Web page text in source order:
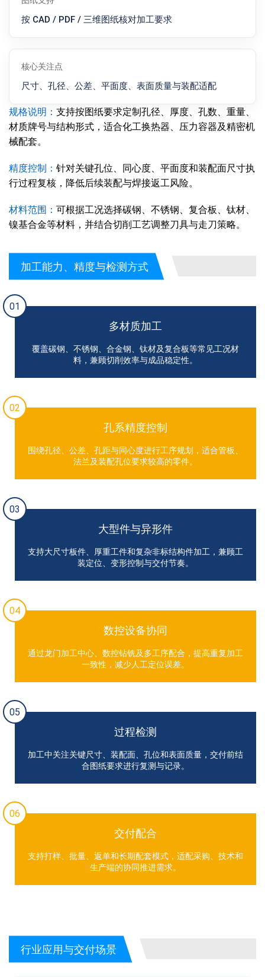
按 CAD / PDF / 三维图纸核对加工要求
核心关注点
尺寸、孔径、公差、平面度、表面质量与装配适配
规格说明： 支持按图纸要求定制孔径、厚度、孔数、重量、
材质牌号与结构形式，适合化工换热器、压力容器及精密机
械配套。
精度控制： 针对关键孔位、同心度、平面度和装配面尺寸执
行过程复核，降低后续装配与焊接返工风险。
材料范围： 可根据工况选择碳钢、不锈钢、复合板、钛材、
镍基合金等材料，并结合切削工艺调整刀具与走刀策略。
加工能力、精度与检测方式
01
多材质加工
覆盖碳钢、不锈钢、合金钢、钛材及复合板等常见工况材
料，兼顾切削效率与成品稳定性。
02
孔系精度控制
围绕孔径、公差、孔距与同心度进行工序规划，适合管板、
法兰及装配孔位要求较高的零件。
03
大型件与异形件
支持大尺寸板件、厚重工件和复杂非标结构件加工，兼顾工
装定位、变形控制与交付节奏。
04
数控设备协同
通过龙门加工中心、数控钻铣及多工序配合，提高重复加工
一致性，减少人工定位误差。
05
过程检测
加工中关注关键尺寸、装配面、孔位和表面质量，交付前结
合图纸要求进行复测与记录。
06
交付配合
支持打样、批量、返单和长期配套模式，适配采购、技术和
生产端的协同推进需求。
行业应用与交付场景